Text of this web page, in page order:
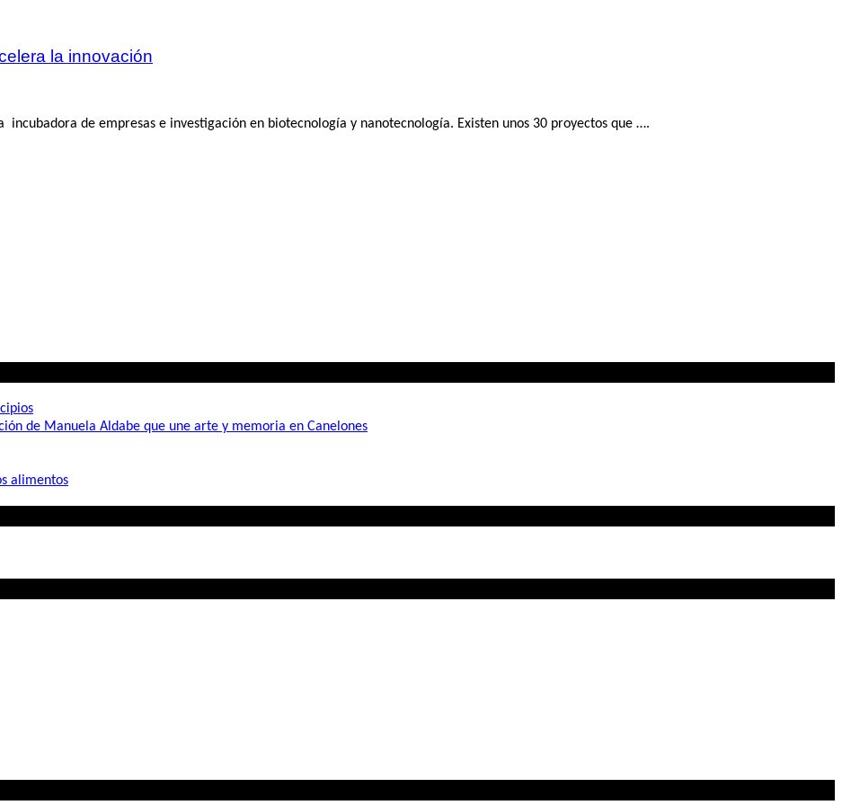
la innovación
de empresas e investigación en biotecnología y nanotecnología. Existen unos 30 proyectos que ….
de Manuela Aldabe que une arte y memoria en Canelones
alimentos